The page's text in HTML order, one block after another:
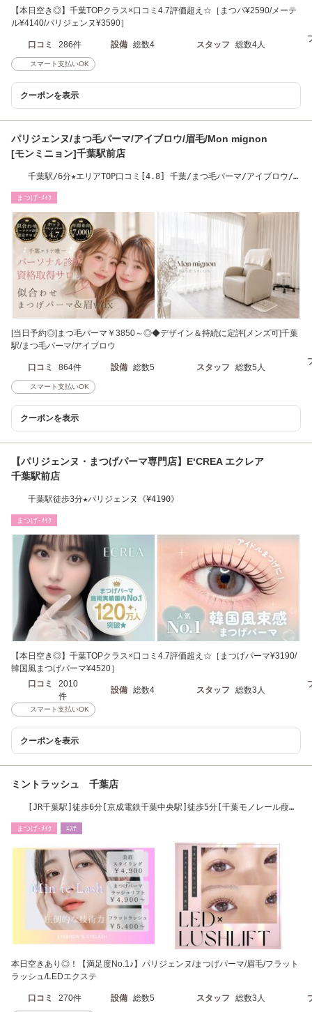
【本日空き◎】千葉TOPクラス×口コミ4.7評価超え☆［まつパ¥2590/メーテ
ル¥4140/パリジェンヌ¥3590］
口コミ 286件 設備 総数4 スタッフ 総数4人
スマート支払いOK
クーポンを表示
パリジェンヌ/まつ毛パーマ/アイブロウ/眉毛/Mon mignon
[モンミニョン]千葉駅前店
千葉駅/6分★エリアTOP口コミ[4.8] 千葉/まつ毛パーマ/アイブロウ/
まつげ･ﾒｲｸ
[当日予約◎]まつ毛パーマ￥3850～◎◆デザイン＆持続に定評[メンズ可]千葉
駅/まつ毛パーマ/アイブロウ
口コミ 864件 設備 総数5 スタッフ 総数5人
スマート支払いOK
クーポンを表示
【パリジェンヌ・まつげパーマ専門店】E‘CREA エクレア
千葉駅前店
千葉駅徒歩3分★パリジェンヌ《¥4190》
まつげ･ﾒｲｸ
【本日空き◎】千葉TOPクラス×口コミ4.7評価超え☆［まつげパーマ¥3190/
韓国風まつげパーマ¥4520］
口コミ
2010
件
設備 総数4 スタッフ 総数3人
スマート支払いOK
クーポンを表示
ミントラッシュ 千葉店
[JR千葉駅]徒歩6分[京成電鉄千葉中央駅]徒歩5分[千葉モノレール葭川
まつげ･ﾒｲｸ ｴｽﾃ
本日空きあり◎！【満足度No.1♪】パリジェンヌ/まつげパーマ/眉毛/フラット
ラッシュ/LEDエクステ
口コミ 270件 設備 総数5 スタッフ 総数3人